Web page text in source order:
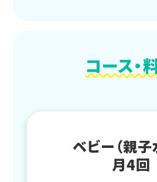
コース・
ベビー（親子
月4回